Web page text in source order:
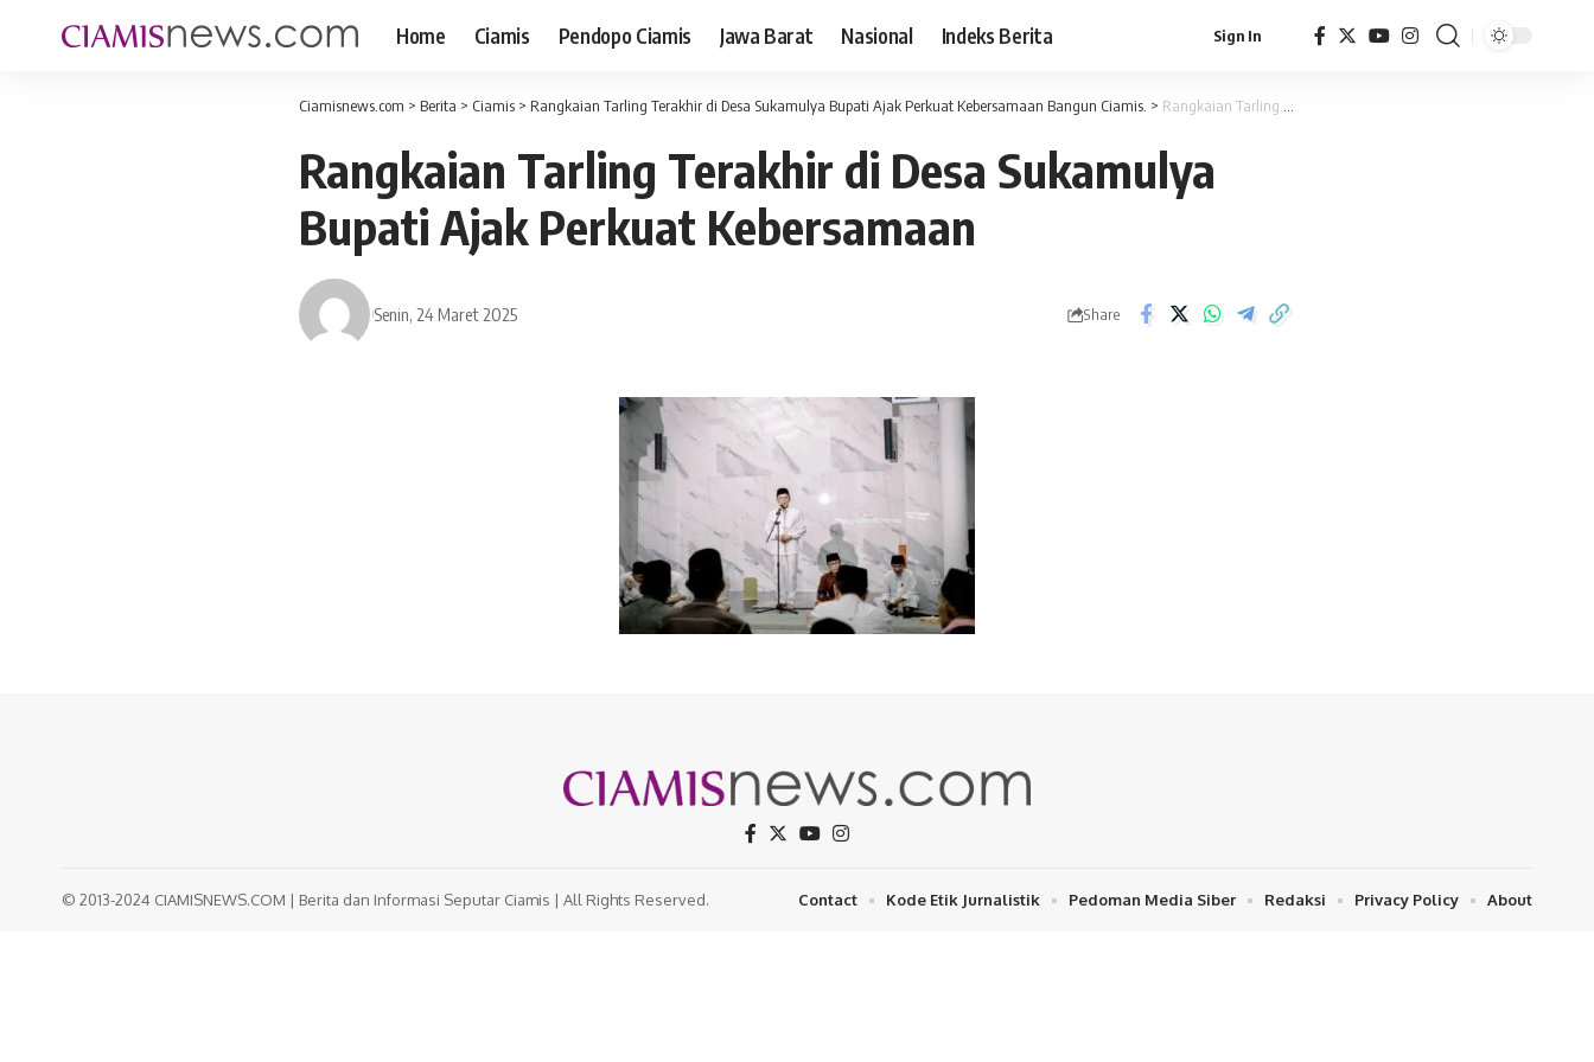
Home Ciamis Pendopo Ciamis Jawa Barat Nasional Indeks Berita Sign In
Ciamisnews.com > Berita > Ciamis > Rangkaian Tarling Terakhir di Desa Sukamulya Bupati Ajak Perkuat Kebersamaan Bangun Ciamis. > Rangkaian Tarling Terakhir di Desa Sukamulya Bupati Ajak Perkuat Kebersamaan
Rangkaian Tarling Terakhir di Desa Sukamulya
Bupati Ajak Perkuat Kebersamaan
Senin, 24 Maret 2025 Share
© 2013-2024 CIAMISNEWS.COM | Berita dan Informasi Seputar Ciamis | All Rights Reserved. Contact Kode Etik Jurnalistik Pedoman Media Siber Redaksi Privacy Policy About